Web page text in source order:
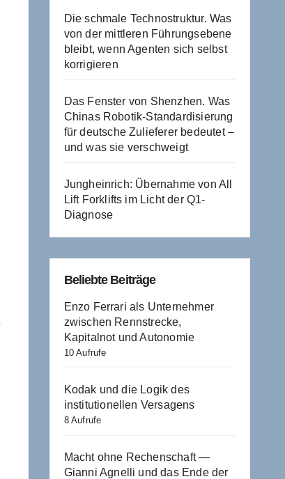
Die schmale Technostruktur. Was
von der mittleren Führungsebene
bleibt, wenn Agenten sich selbst
korrigieren
Das Fenster von Shenzhen. Was
Chinas Robotik-Standardisierung
für deutsche Zulieferer bedeutet –
und was sie verschweigt
Jungheinrich: Übernahme von All
Lift Forklifts im Licht der Q1-
Diagnose
Beliebte Beiträge
Enzo Ferrari als Unternehmer
zwischen Rennstrecke,
Kapitalnot und Autonomie
10 Aufrufe
Kodak und die Logik des
institutionellen Versagens
8 Aufrufe
Macht ohne Rechenschaft —
Gianni Agnelli und das Ende der